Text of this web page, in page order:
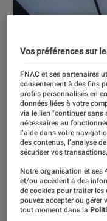
Vos préférences sur
FNAC et ses partenaires
consentement à des fins
profils personnalisés en
données liées à votre
via le lien "continuer sans
nécessaires au
l’aide dans votre
des contenus, l’analyse
sécuriser vos transactions.
Notre organisation et ses
et/ou accèdent à des
de cookies pour traiter
pouvez accepter ou gérer
tout moment dans la